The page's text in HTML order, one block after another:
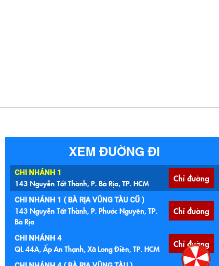
XEM ĐƯỜNG ĐI
CHI NHÁNH 1
143 Nguyễn Tất Thành, P. Bà Rịa, TP. HCM Chỉ đường
CHI NHÁNH 1 ( BÀ RỊA VŨNG TÀU CŨ )
143 Nguyễn Tất Thành, P. Phước Nguyên, TP.
Bà Rịa
Chỉ đường
CHI NHÁNH 4
QL 44A, Ấp An Thạnh, Xã Long Điền, TP. HCM Chỉ đường